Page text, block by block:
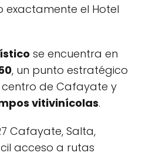
exactamente el Hotel
se encuentra en
, un punto estratégico
de Cafayate y
vitivinícolas.
Cafayate, Salta,
acceso a rutas